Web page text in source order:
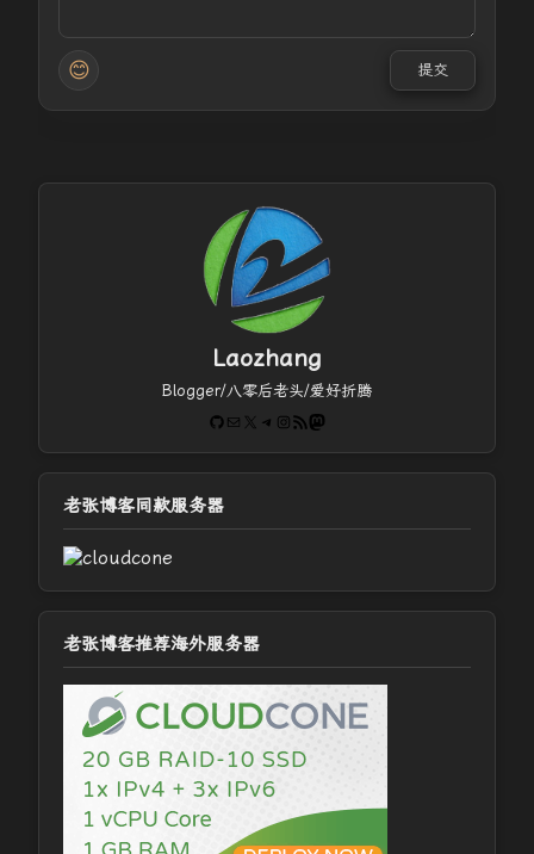
😊 提交
Laozhang
Blogger/八零后老头/爱好折腾
GitHub
电子邮件 X Telegram
Instagram
RSS FeedMastodon
老张博客同款服务器
老张博客推荐海外服务器